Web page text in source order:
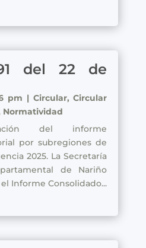
del 22 de
pm | Circular,Circular
Normatividad
del informe
por subregiones de
2025. La Secretaría
de Nariño
Informe Consolidado...